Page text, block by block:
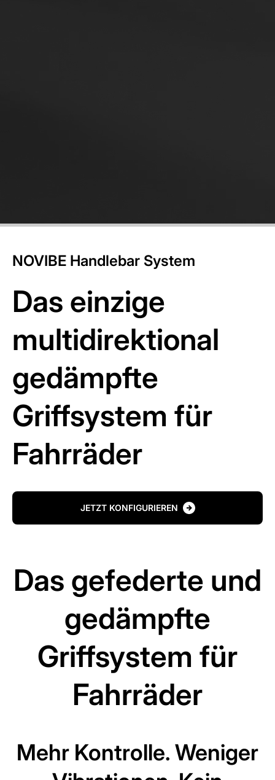
NOVIBE Handlebar System
Das einzige
multidirektional
gedämpfte
Griffsystem für
Fahrräder
JETZT KONFIGURIEREN
Das gefederte und
gedämpfte
Griffsystem für
Fahrräder
Mehr Kontrolle. Weniger